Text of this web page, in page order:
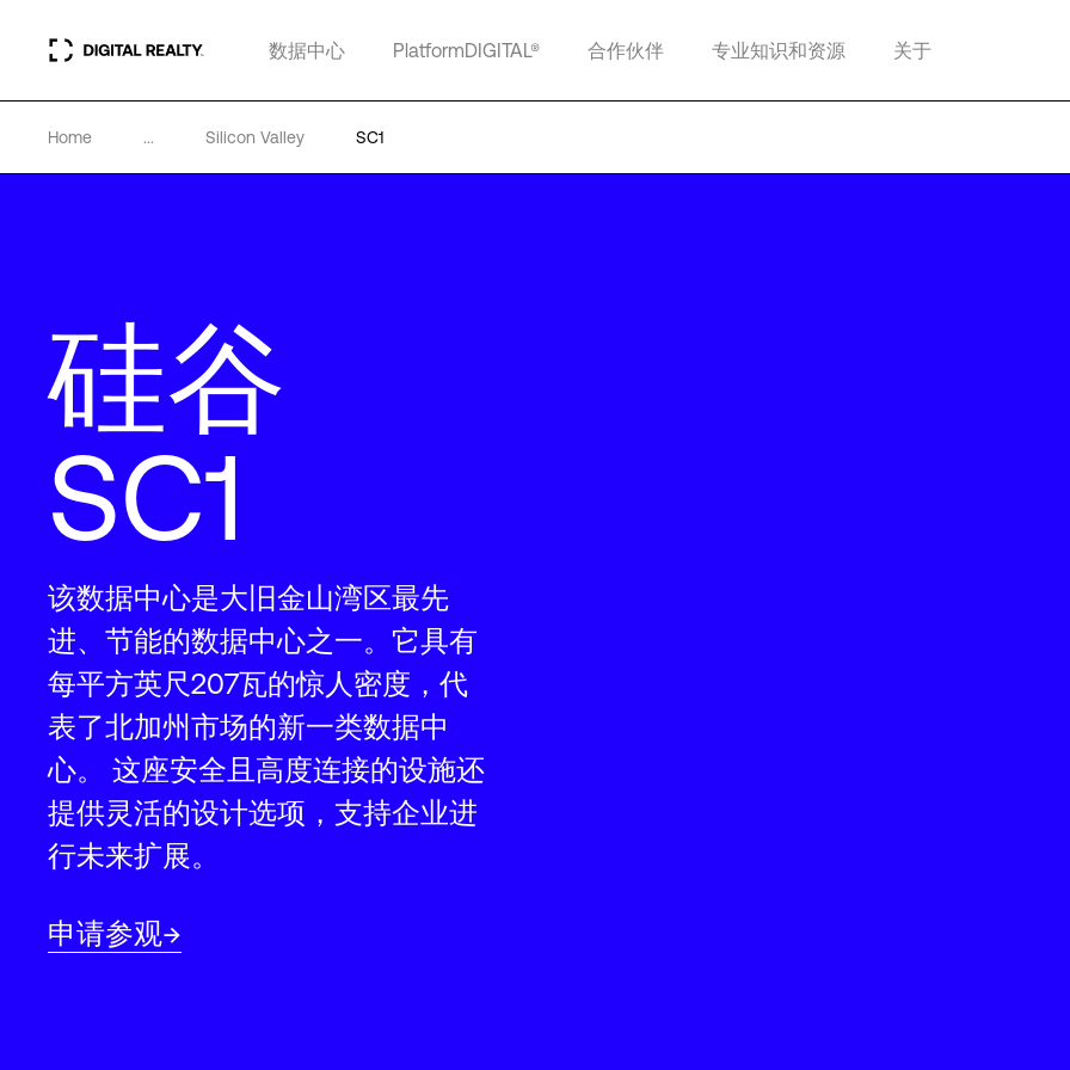
数据中心 PlatformDIGITAL® 合作伙伴 专业知识和资源 关于
Home ... Silicon Valley SC1
硅谷
SC1
该数据中心是大旧金山湾区最先
进、节能的数据中心之一。它具有
每平方英尺207瓦的惊人密度，代
表了北加州市场的新一类数据中
心。 这座安全且高度连接的设施还
提供灵活的设计选项，支持企业进
行未来扩展。
申请参观